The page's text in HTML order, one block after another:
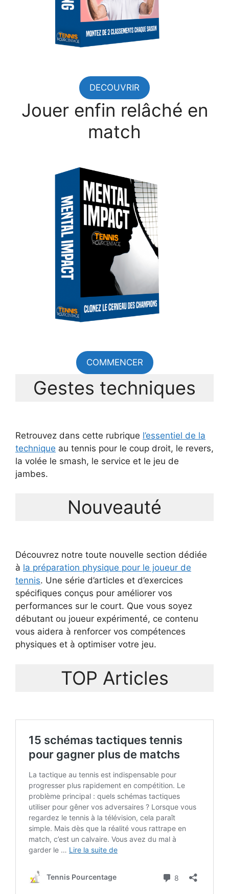
DECOUVRIR
Jouer enfin relâché en
match
COMMENCER
Gestes techniques
Retrouvez dans cette rubrique l’essentiel de la
technique au tennis pour le coup droit, le revers,
la volée le smash, le service et le jeu de
jambes.
Nouveauté
Découvrez notre toute nouvelle section dédiée
à la préparation physique pour le joueur de
tennis. Une série d’articles et d’exercices
spécifiques conçus pour améliorer vos
performances sur le court. Que vous soyez
débutant ou joueur expérimenté, ce contenu
vous aidera à renforcer vos compétences
physiques et à optimiser votre jeu.
TOP Articles